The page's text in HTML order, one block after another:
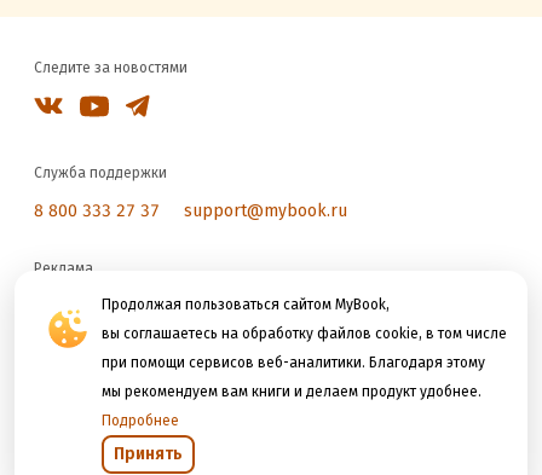
Продолжая пользоваться сайтом MyBook,
вы соглашаетесь на обработку файлов cookie, в том числе
при помощи сервисов веб-аналитики. Благодаря этому
мы рекомендуем вам книги и делаем продукт удобнее.
Подробнее
Принять
Следите за новостями
Служба поддержки
8 800 333 27 37 support@mybook.ru
Реклама
reklama@litres.ru
Мы принимаем к оплате
Открыть в приложении